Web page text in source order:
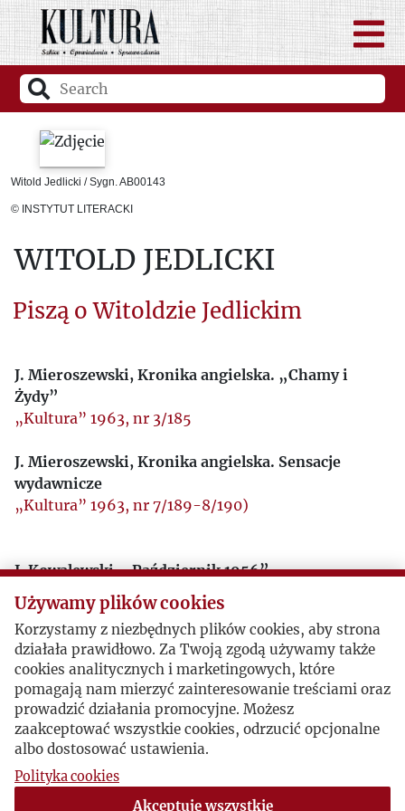
Witold Jedlicki / Sygn. AB00143
© INSTYTUT LITERACKI
WITOLD JEDLICKI
Piszą o Witoldzie Jedlickim
J. Mieroszewski, Kronika angielska. „Chamy i
Żydy”
„Kultura” 1963, nr 3/185
J. Mieroszewski, Kronika angielska. Sensacje
wydawnicze
„Kultura” 1963, nr 7/189-8/190)
J. Kowalewski, „Październik 1956”
„Ostatnie Wiadomości. Dodatek Tygodniowy”1963,
nr 39.
A. Wat, Klub Krzywego Koła. O książce Witolda
Jedlickiego
„Wiadomości” 1963, nr 26.
A. Pragier, Klub Krzywego Koła
„Dziennik Polski”, 18–19 I 1963.
Używamy plików cookies
Korzystamy z niezbędnych plików cookies, aby strona
działała prawidłowo. Za Twoją zgodą używamy także
cookies analitycznych i marketingowych, które
pomagają nam mierzyć zainteresowanie treściami oraz
prowadzić działania promocyjne. Możesz
zaakceptować wszystkie cookies, odrzucić opcjonalne
albo dostosować ustawienia.
Polityka cookies
Akceptuję wszystkie